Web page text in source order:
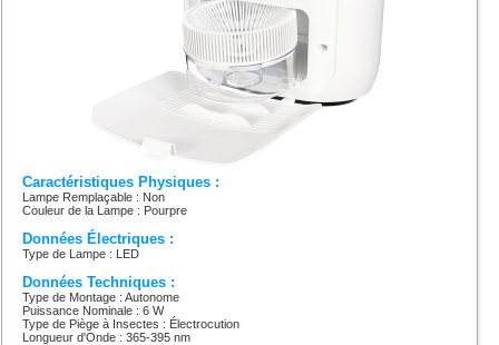
Caractéristiques Physiques :
Lampe Remplaçable : Non
Couleur de la Lampe : Pourpre
Données Électriques :
Type de Lampe : LED
Données Techniques :
Type de Montage : Autonome
Puissance Nominale : 6 W
Type de Piège à Insectes : Électrocution
Longueur d'Onde : 365-395 nm